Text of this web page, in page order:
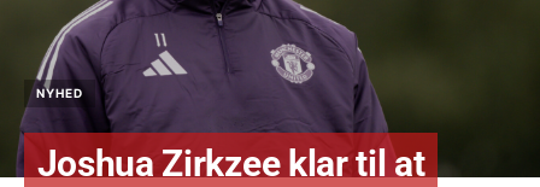
NYHED
Joshua Zirkzee klar til at